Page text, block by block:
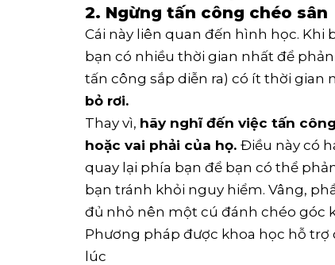
2. Ngừng tấn công chéo sân
Cái này liên quan đến hình học.
bạn có nhiều thời gian nhất để
tấn công sắp diễn ra) có ít thời gian
bỏ rơi.
Thay vì, hãy nghĩ đến việc tấn
hoặc vai phải của họ. Điều này có
quay lại phía bạn để bạn có thể
bạn tránh khỏi nguy hiểm. Vâng,
đủ nhỏ nên một cú đánh chéo góc
Phương pháp được khoa học hỗ
lúc